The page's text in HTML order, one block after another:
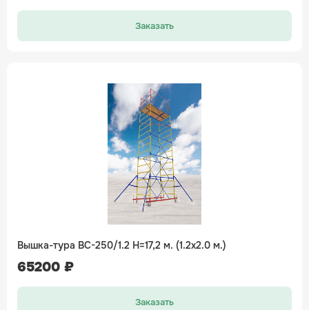
Заказать
Вышка-тура ВС-250/1.2 H=17,2 м. (1.2х2.0 м.)
65200 ₽
Заказать